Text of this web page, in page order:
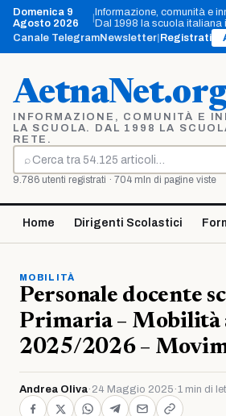
Vai
contenuto
Domenica 9
Agosto 2026
|Informazione, comunità e
Dal 1998 la scuola italiana
Canale TelegramNewsletter Registrati
AetnaNet.org
INFORMAZIONE, COMUNITÀ E
LA SCUOLA. DAL 1998 LA
RETE.
⌕
Cerca
9.786 utenti registrati · 704 mln di pagine viste
Home Dirigenti Scolastici
MOBILITÀ
Personale docente
Primaria – Mobilità
2025/2026 –
Andrea Oliva· 24 Maggio 2025 ·1 min di